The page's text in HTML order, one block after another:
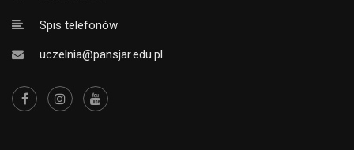
Spis telefonów
uczelnia@pansjar.edu.pl